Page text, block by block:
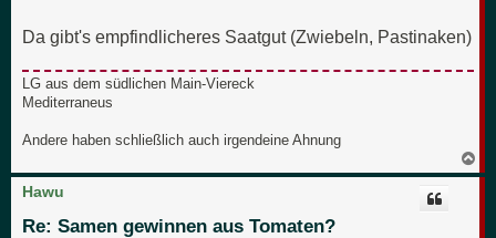
Da gibt's empfindlicheres Saatgut (Zwiebeln, Pastinaken)
LG aus dem südlichen Main-Viereck
Mediterraneus
Andere haben schließlich auch irgendeine Ahnung
a
Hawu
Re: Samen gewinnen aus Tomaten?